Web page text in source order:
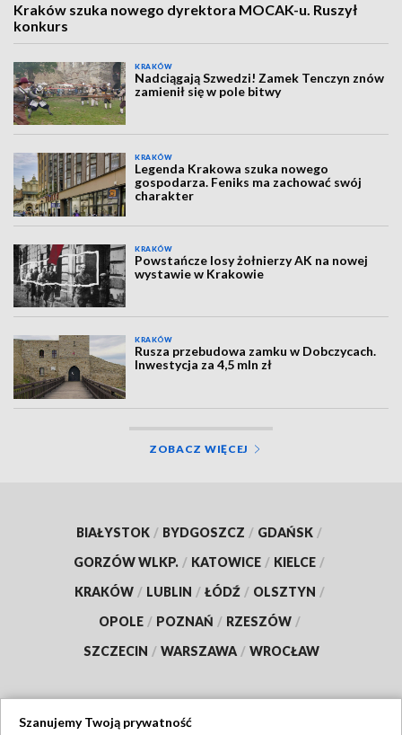
Kraków szuka nowego dyrektora MOCAK-u. Ruszył
konkurs
KRAKÓW
Nadciągają Szwedzi! Zamek Tenczyn znów
zamienił się w pole bitwy
KRAKÓW
Legenda Krakowa szuka nowego
gospodarza. Feniks ma zachować swój
charakter
KRAKÓW
Powstańcze losy żołnierzy AK na nowej
wystawie w Krakowie
KRAKÓW
Rusza przebudowa zamku w Dobczycach.
Inwestycja za 4,5 mln zł
ZOBACZ WIĘCEJ
BIAŁYSTOK / BYDGOSZCZ / GDAŃSK /
GORZÓW WLKP. / KATOWICE / KIELCE /
KRAKÓW / LUBLIN / ŁÓDŹ / OLSZTYN /
OPOLE / POZNAŃ / RZESZÓW /
SZCZECIN / WARSZAWA / WROCŁAW
Szanujemy Twoją prywatność